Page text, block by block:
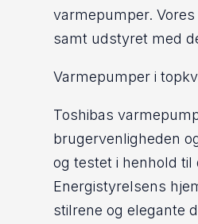
varmepumper.
samt udstyret med
Varmepumper i
Toshibas
brugervenligheden
og testet i henhold
Energistyrelsens
stilrene og elegante